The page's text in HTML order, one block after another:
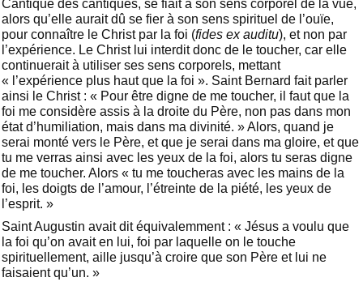
Cantique des cantiques, se fiait à son sens corporel de la vue,
alors qu’elle aurait dû se fier à son sens spirituel de l’ouïe,
pour connaître le Christ par la foi (fides ex auditu), et non par
l’expérience. Le Christ lui interdit donc de le toucher, car elle
continuerait à utiliser ses sens corporels, mettant
« l’expérience plus haut que la foi ». Saint Bernard fait parler
ainsi le Christ : « Pour être digne de me toucher, il faut que la
foi me considère assis à la droite du Père, non pas dans mon
état d’humiliation, mais dans ma divinité. » Alors, quand je
serai monté vers le Père, et que je serai dans ma gloire, et que
tu me verras ainsi avec les yeux de la foi, alors tu seras digne
de me toucher. Alors « tu me toucheras avec les mains de la
foi, les doigts de l’amour, l’étreinte de la piété, les yeux de
l’esprit. »
Saint Augustin avait dit équivalemment : « Jésus a voulu que
la foi qu’on avait en lui, foi par laquelle on le touche
spirituellement, aille jusqu’à croire que son Père et lui ne
faisaient qu’un. »